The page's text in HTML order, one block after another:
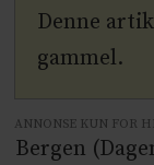
Denne
gammel.
ANNONSE KUN FOR
Bergen